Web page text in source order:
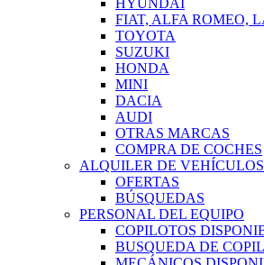
HYUNDAI
FIAT, ALFA ROMEO,
TOYOTA
SUZUKI
HONDA
MINI
DACIA
AUDI
OTRAS MARCAS
COMPRA DE COCHES
ALQUILER DE
OFERTAS
BÚSQUEDAS
PERSONAL DEL EQUIPO
COPILOTOS
BUSQUEDA DE